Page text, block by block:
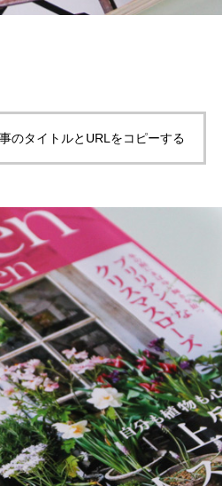
のタイトルとURLをコピーする